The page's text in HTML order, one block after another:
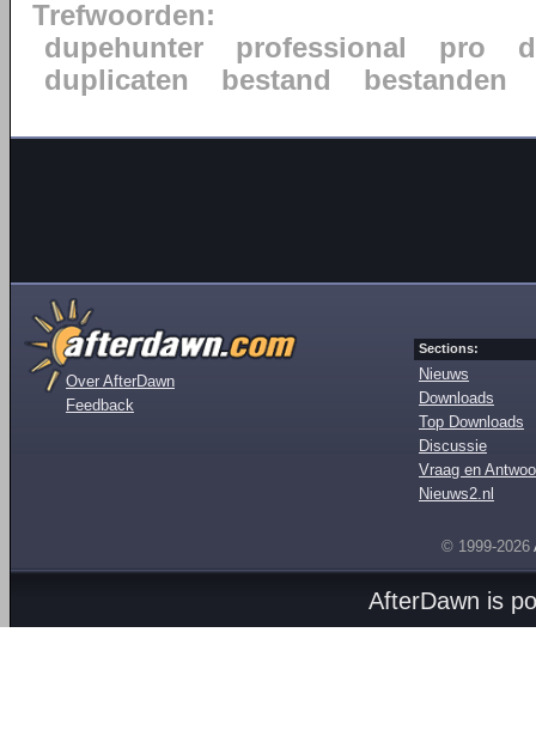
Trefwoorden:
dupehunter
professional pro
duplicaten
bestand bestanden
Over AfterDawn
Feedback
Sections:
Nieuws
Downloads
Top Downloads
Discussie
Vraag en
Nieuws2.nl
© 1999-2026
AfterDawn is